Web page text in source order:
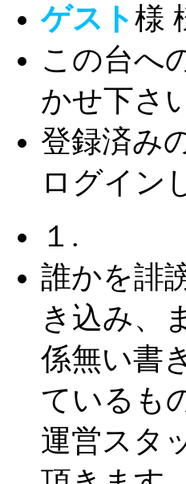
ゲスト様
この台へ
かせ下さ
登録済み
ログイン
１.
誰かを誹
き込み、
係無い書
ているも
運営スタ